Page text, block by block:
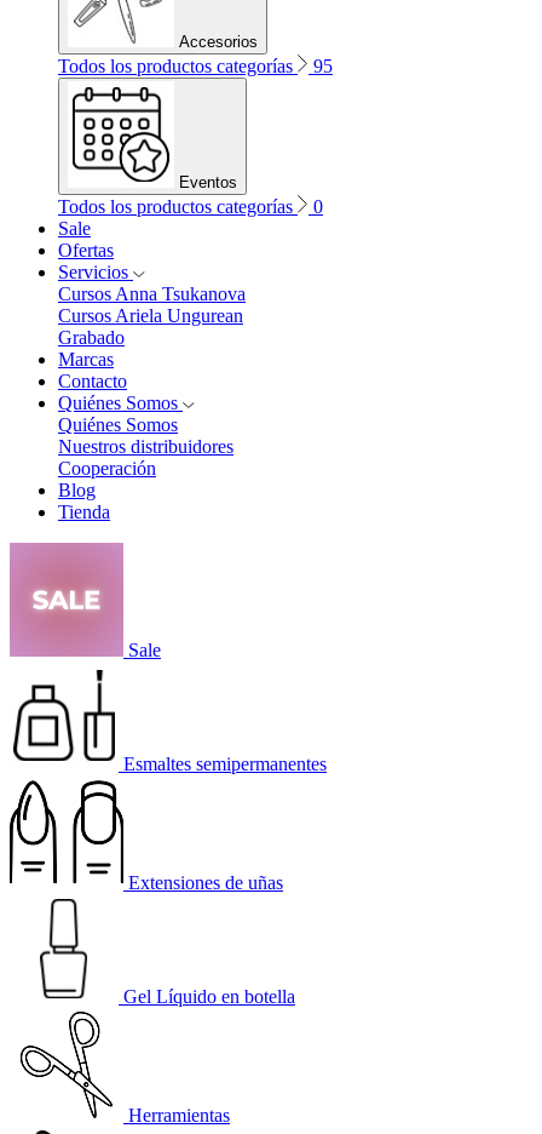
Accesorios
Todos los productos categorías 95
Eventos
Todos los productos categorías
0
Sale
Ofertas
Servicios
Cursos Anna Tsukanova
Cursos Ariela Ungurean
Grabado
Marcas
Contacto
Quiénes Somos
Quiénes Somos
Nuestros distribuidores
Cooperación
Blog
Tienda
Sale
Esmaltes semipermanentes
Extensiones de uñas
Gel Líquido en botella
Herramientas